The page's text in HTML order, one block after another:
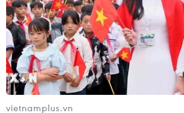
vietnamplus.vn